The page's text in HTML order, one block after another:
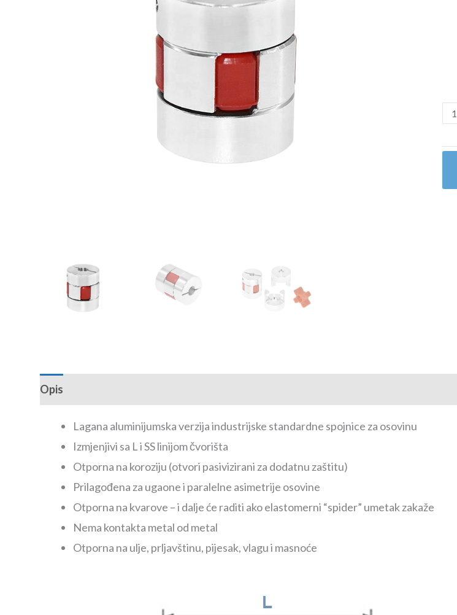
Opis
Lagana aluminijumska verzija industrijske standardne spojnice za osovinu
Izmjenjivi sa L i SS linijom čvorišta
Otporna na koroziju (otvori pasivizirani za dodatnu zaštitu)
Prilagođena za ugaone i paralelne asimetrije osovine
Otporna na kvarove – i dalje će raditi ako elastomerni “spider” umetak zakaže
Nema kontakta metal od metal
Otporna na ulje, prljavštinu, pijesak, vlagu i masnoće